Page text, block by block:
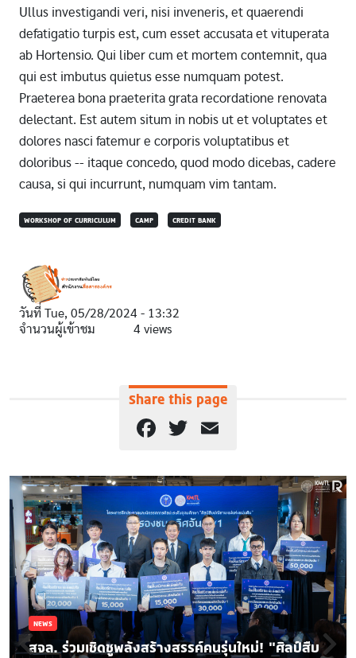
Ullus investigandi veri, nisi inveneris, et quaerendi
defatigatio turpis est, cum esset accusata et vituperata
ab Hortensio. Qui liber cum et mortem contemnit, qua
qui est imbutus quietus esse numquam potest.
Praeterea bona praeterita grata recordatione renovata
delectant. Est autem situm in nobis ut et voluptates et
dolores nasci fatemur e corporis voluptatibus et
doloribus -- itaque concedo, quod modo dicebas, cadere
causa, si qui incurrunt, numquam vim tantam.
WORKSHOP OF CURRICULUM CAMP CREDIT BANK
วันที่ Tue, 05/28/2024 - 13:32
จำนวนผู้เข้าชม
4 views
Share this page
Facebook
Twitter
NEWS
สจล. ร่วมเชิดชูพลังสร้างสรรค์คนรุ่นใหม่! “ศิลป์สืบ